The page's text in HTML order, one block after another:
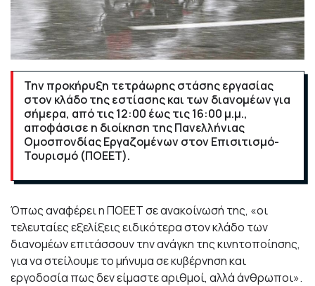
Την προκήρυξη τετράωρης στάσης εργασίας
στον κλάδο της εστίασης και των διανομέων για
σήμερα, από τις 12:00 έως τις 16:00 μ.μ.,
αποφάσισε η διοίκηση της Πανελλήνιας
Ομοσπονδίας Εργαζομένων στον Επισιτισμό-
Τουρισμό (ΠΟΕΕΤ).
Όπως αναφέρει η ΠΟΕΕΤ σε ανακοίνωσή της, «οι
τελευταίες εξελίξεις ειδικότερα στον κλάδο των
διανομέων επιτάσσουν την ανάγκη της κινητοποίησης,
για να στείλουμε το μήνυμα σε κυβέρνηση και
εργοδοσία πως δεν είμαστε αριθμοί, αλλά άνθρωποι».